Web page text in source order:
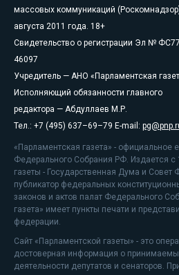
массовых коммуникаций
августа 2011 года. 18+
Свидетельство о регистрации Эл №
46097
Учредитель — АНО «Парламентская
Исполняющий обязанности главного
редактора — Абдуллаев М.Р.
Тел.: +7 (495) 637–69–79 E-mail:
«Парламентская газета» - официальное
Федерального Собрания РФ. Издается с
газеты - Государственная Дума и
публикатор федеральных
законов и актов палат Федерального
газета» имеет пункты печати и
федерации.
Сайт «Парламентской газеты» - это
достоверная информация о
деятельности депутатов и сенаторов.